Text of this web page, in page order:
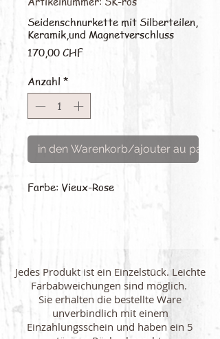
Seidenschnurkette mit Silberteilen,
Keramik,und Magnetverschluss
170,00 CHFPreis
Anzahl *
in den Warenkorb/ajouter au panier
Farbe: Vieux-Rose
Jedes Produkt ist ein Einzelstück. Leichte
Farbabweichungen sind möglich.
Sie erhalten die bestellte Ware
unverbindlich mit einem
Einzahlungsschein und haben ein 5